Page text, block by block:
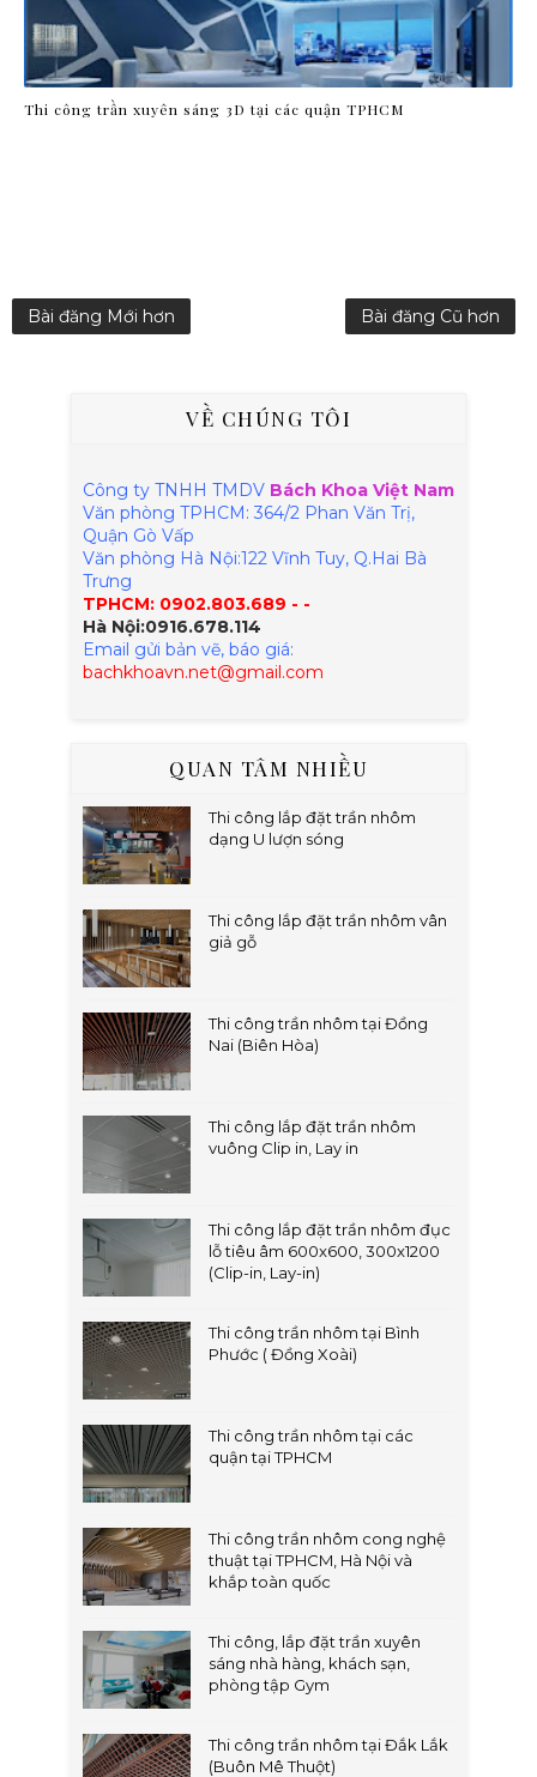
Thi công trần xuyên sáng 3D tại các quận TPHCM
Bài đăng Mới hơn Bài đăng Cũ hơn
VỀ CHÚNG TÔI
Công ty TNHH TMDV Bách Khoa Việt Nam
Văn phòng TPHCM: 364/2 Phan Văn Trị,
Quận Gò Vấp
Văn phòng Hà Nội:122 Vĩnh Tuy, Q.Hai Bà
Trưng
TPHCM: 0902.803.689 - -
Hà Nội:0916.678.114
Email gửi bản vẽ, báo giá:
bachkhoavn.net@gmail.com
QUAN TÂM NHIỀU
Thi công lắp đặt trần nhôm
dạng U lượn sóng
Thi công lắp đặt trần nhôm vân
giả gỗ
Thi công trần nhôm tại Đồng
Nai (Biên Hòa)
Thi công lắp đặt trần nhôm
vuông Clip in, Lay in
Thi công lắp đặt trần nhôm đục
lỗ tiêu âm 600x600, 300x1200
(Clip-in, Lay-in)
Thi công trần nhôm tại Bình
Phước ( Đồng Xoài)
Thi công trần nhôm tại các
quận tại TPHCM
Thi công trần nhôm cong nghệ
thuật tại TPHCM, Hà Nội và
khắp toàn quốc
Thi công, lắp đặt trần xuyên
sáng nhà hàng, khách sạn,
phòng tập Gym
Thi công trần nhôm tại Đắk Lắk
(Buôn Mê Thuột)